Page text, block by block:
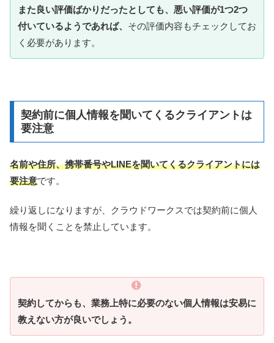
また良い評価ばかりだったとしても、悪い評価が1つ2つ
付いているようであれば、 その評価内容もチェックしてお
く必要があります。
契約前に個人情報を聞いてくるクライアントは
要注意
名前や住所、携帯番号やLINEを聞いてくるクライアントには
要注意です。
繰り返しになりますが、クラウドワークスでは契約前に個人
情報を聞くことを禁止しています。
契約してからも、業務上特に必要のない個人情報は安易に
教えない方が良いでしょう。